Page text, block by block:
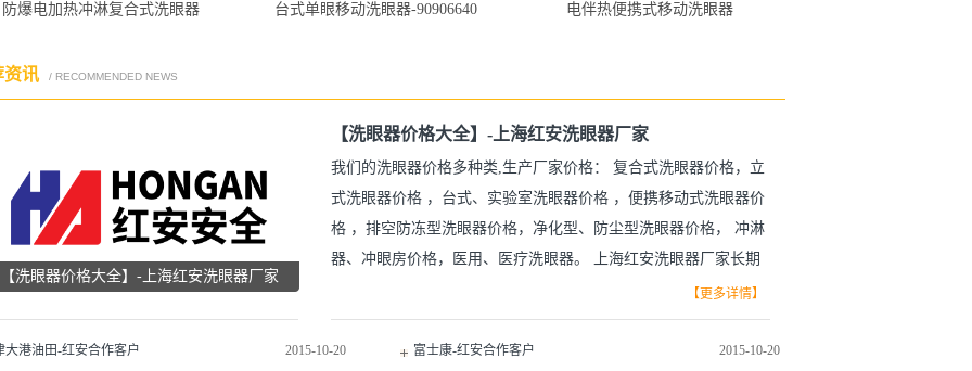
防爆电加热冲淋复合式洗眼器 台式单眼移动洗眼器-90906640 电伴热便携式移动洗眼器
资讯 / RECOMMENDED NEWS
【洗眼器价格大全】-上海红安洗眼器厂家
【洗眼器价格大全】-上海红安洗眼器厂家
我们的洗眼器价格多种类,生产厂家价格： 复合式洗眼器价格，立
式洗眼器价格 ，台式、实验室洗眼器价格 ，便携移动式洗眼器价
格 ，排空防冻型洗眼器价格，净化型、防尘型洗眼器价格， 冲淋
器、冲眼房价格，医用、医疗洗眼器。 上海红安洗眼器厂家长期
出口洗眼器产品： 1，美国，加拿大，澳大利亚，法国，德国等，
国家。 2，红安洗眼器是以厂家直销价格，用国内价格买到出口规
格的洗眼器是非常值！ 洗眼器价格全国电话：021-69208858） 红
【更多详情】
2015-10-20
大港油田-红安合作客户 2015-10-20
富士康-红安合作客户